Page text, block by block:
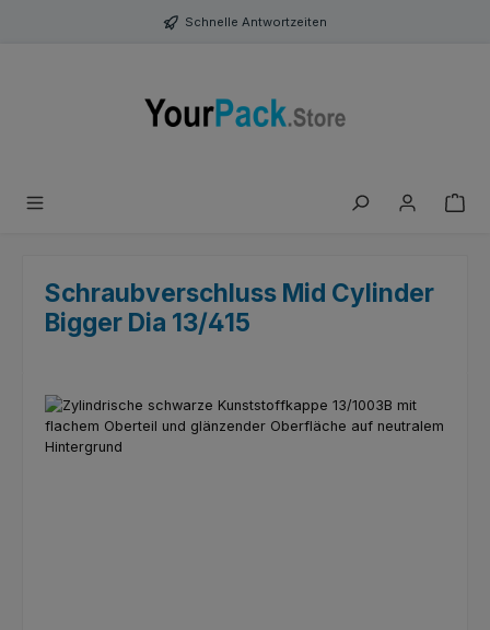
Zum Hauptinhalt springen Schnelle Antwortzeiten
Schraubverschluss Mid Cylinder
Bigger Dia 13/415
Bildergalerie überspringen